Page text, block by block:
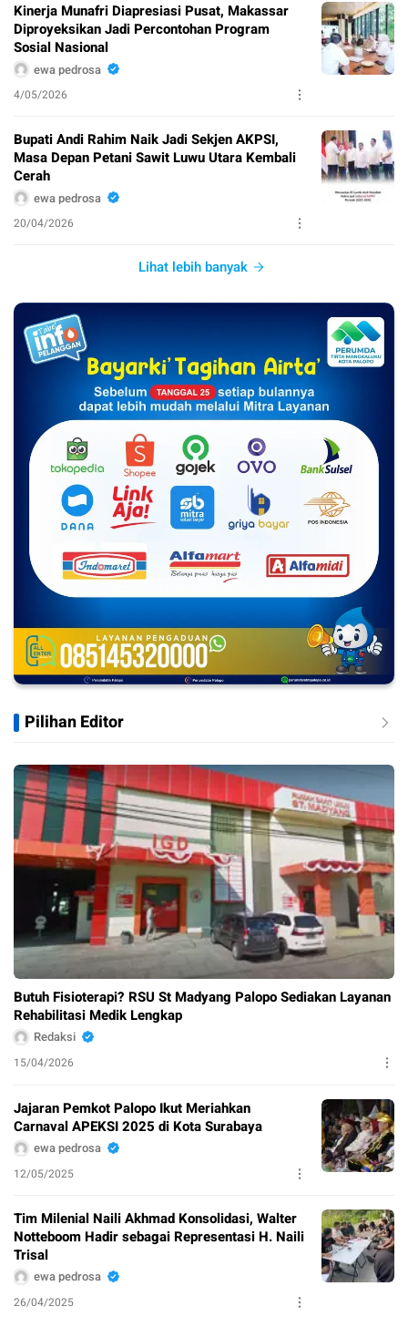
Kinerja Munafri Diapresiasi Pusat, Makassar
Diproyeksikan Jadi Percontohan Program
Sosial Nasional
ewa pedrosa
4/05/2026
Bupati Andi Rahim Naik Jadi Sekjen AKPSI,
Masa Depan Petani Sawit Luwu Utara Kembali
Cerah
ewa pedrosa
20/04/2026
Lihat lebih banyak
Pilihan Editor
Butuh Fisioterapi? RSU St Madyang Palopo Sediakan Layanan
Rehabilitasi Medik Lengkap
Redaksi
15/04/2026
Jajaran Pemkot Palopo Ikut Meriahkan
Carnaval APEKSI 2025 di Kota Surabaya
ewa pedrosa
12/05/2025
Tim Milenial Naili Akhmad Konsolidasi, Walter
Notteboom Hadir sebagai Representasi H. Naili
Trisal
ewa pedrosa
26/04/2025